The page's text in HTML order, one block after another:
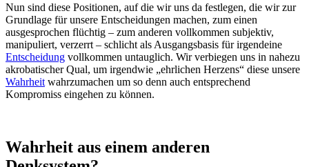
Nun sind diese Positionen, auf die wir uns da festlegen, die wir zur
Grundlage für unsere Entscheidungen machen, zum einen
ausgesprochen flüchtig – zum anderen vollkommen subjektiv,
manipuliert, verzerrt – schlicht als Ausgangsbasis für irgendeine
Entscheidung vollkommen untauglich. Wir verbiegen uns in nahezu
akrobatischer Qual, um irgendwie „ehrlichen Herzens“ diese unsere
Wahrheit wahrzumachen um so denn auch entsprechend
Kompromiss eingehen zu können.
Wahrheit aus einem anderen